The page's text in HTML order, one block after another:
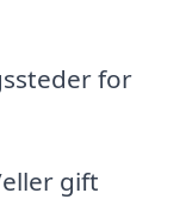
for
gift